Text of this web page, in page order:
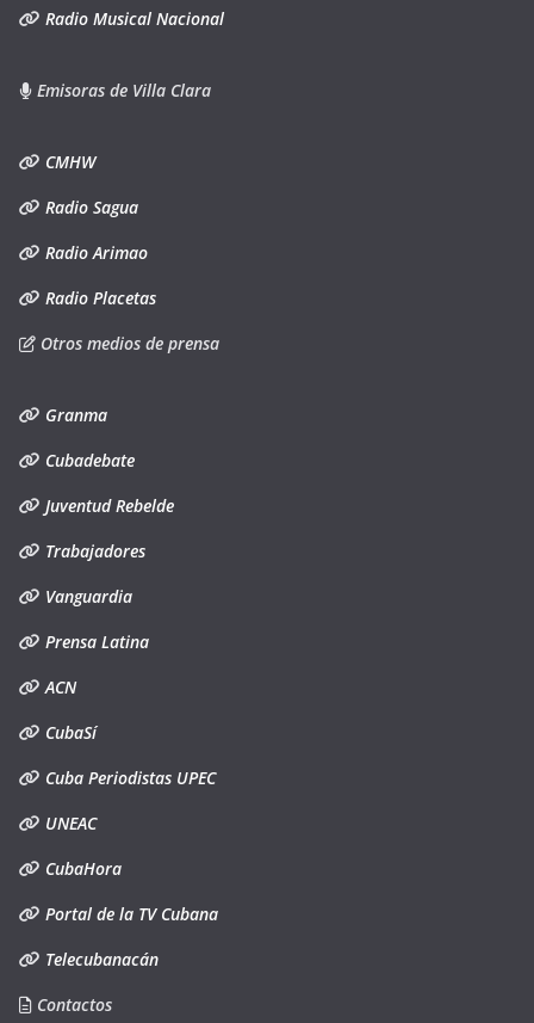
Radio Musical Nacional
Emisoras de Villa Clara
CMHW
Radio Sagua
Radio Arimao
Radio Placetas
Otros medios de prensa
Granma
Cubadebate
Juventud Rebelde
Trabajadores
Vanguardia
Prensa Latina
ACN
CubaSí
Cuba Periodistas UPEC
UNEAC
CubaHora
Portal de la TV Cubana
Telecubanacán
Contactos